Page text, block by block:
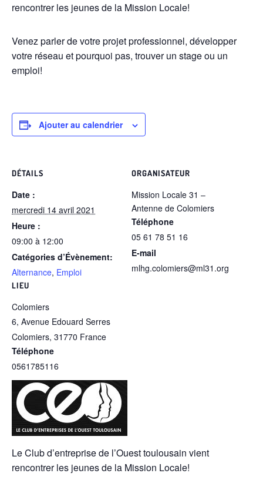
rencontrer les jeunes de la Mission Locale!
Venez parler de votre projet professionnel, développer
votre réseau et pourquoi pas, trouver un stage ou un
emploi!
Ajouter au calendrier
DÉTAILS
Date :
mercredi 14 avril 2021
Heure :
09:00 à 12:00
Catégories d’Évènement:
Alternance, Emploi
LIEU
Colomiers
6, Avenue Edouard Serres
Colomiers, 31770 France
Téléphone
0561785116
ORGANISATEUR
Mission Locale 31 –
Antenne de Colomiers
Téléphone
05 61 78 51 16
E-mail
mlhg.colomiers@ml31.org
Le Club d’entreprise de l’Ouest toulousain vient
rencontrer les jeunes de la Mission Locale!